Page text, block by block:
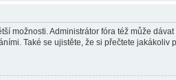
možnosti. Administrátor fóra též může
Také se ujistěte, že si přečtete jakákoliv